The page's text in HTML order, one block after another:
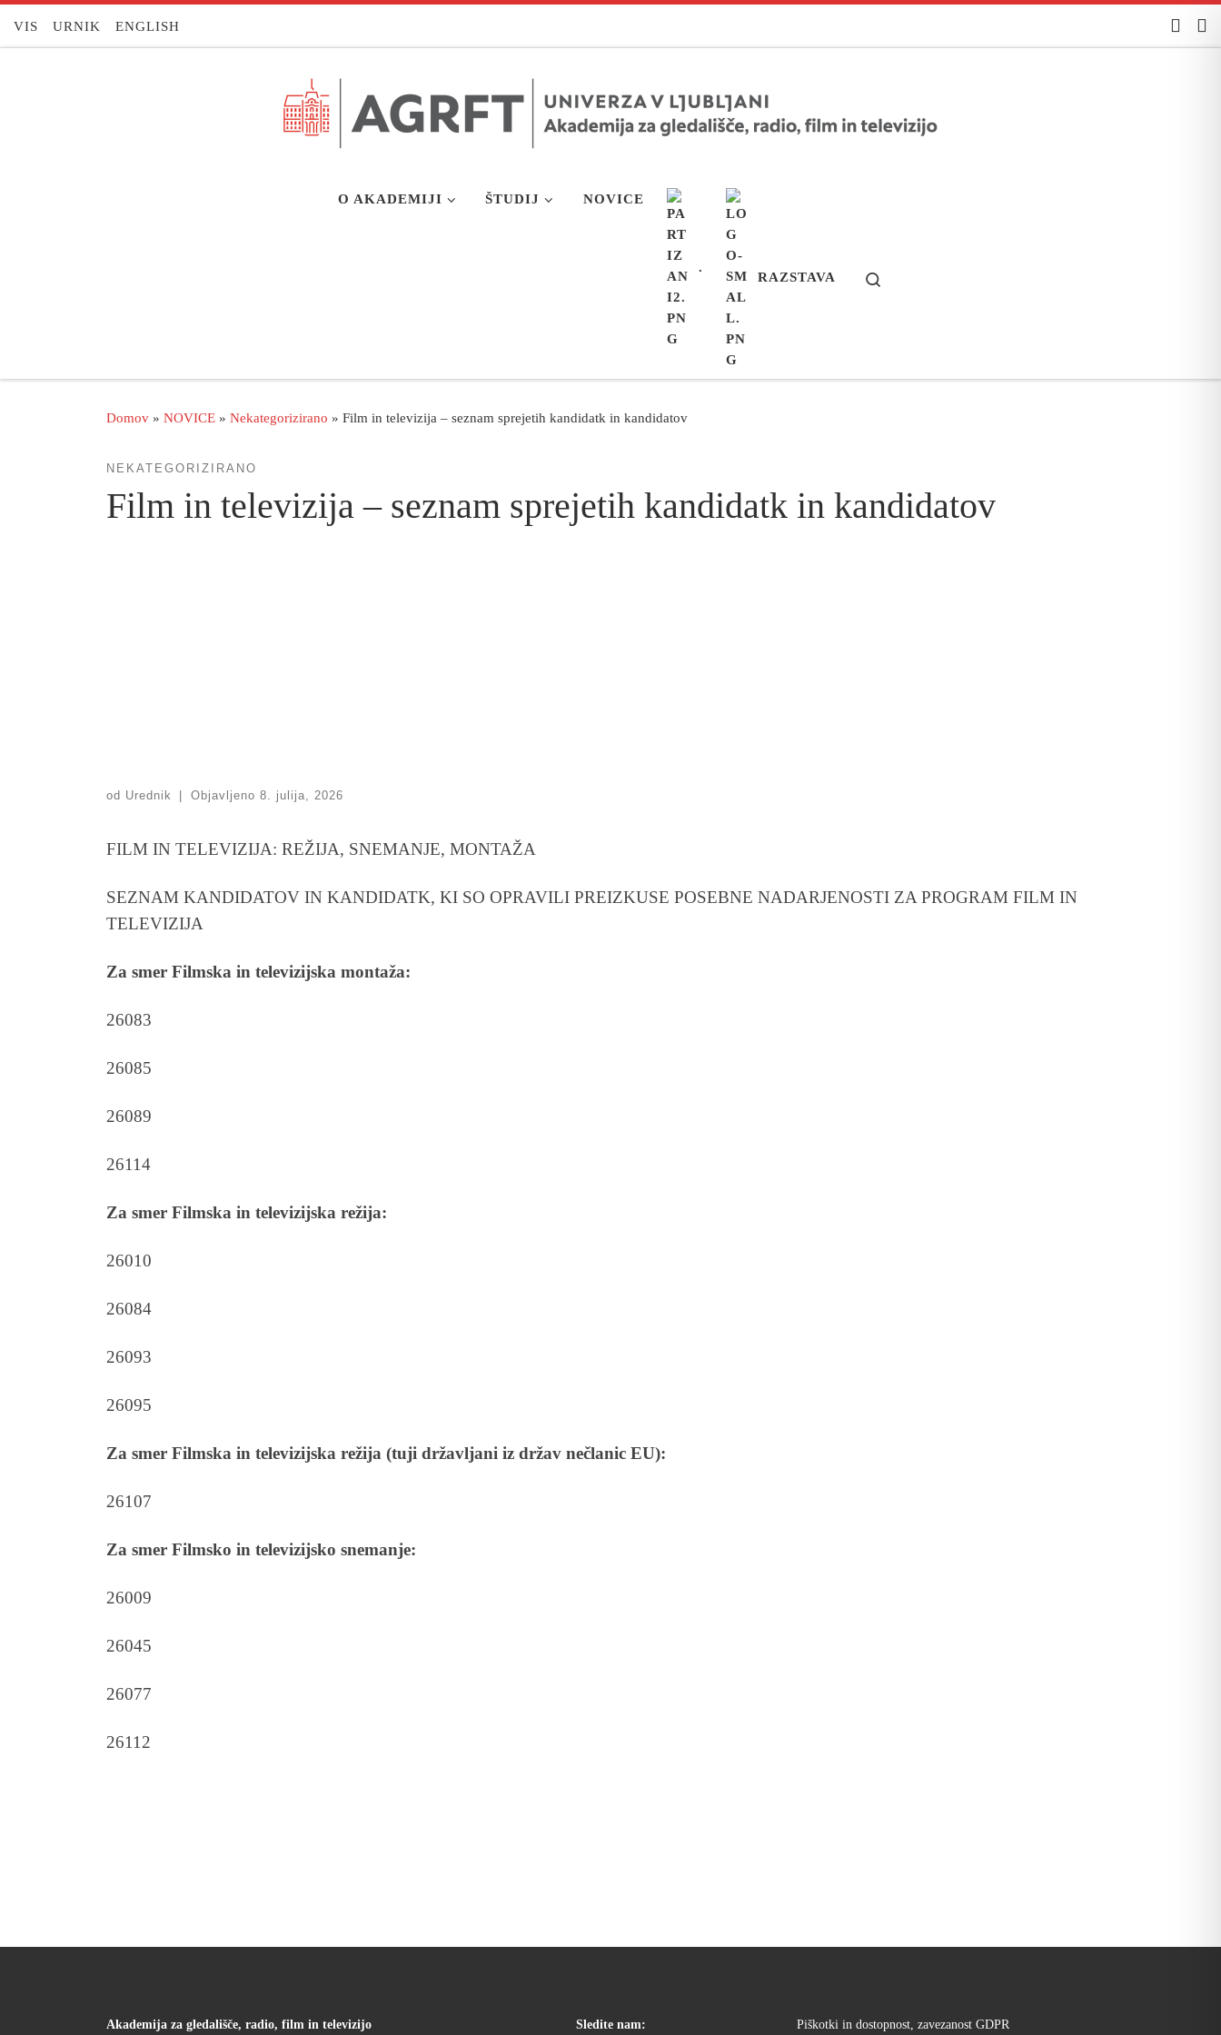
Skoči na vsebino
VIS URNIK ENGLISH
O AKADEMIJI ŠTUDIJ NOVICE
.
RAZSTAVA
Domov » NOVICE » Nekategorizirano » Film in televizija – seznam sprejetih kandidatk in kandidatov
NEKATEGORIZIRANO
Film in televizija – seznam sprejetih kandidatk in kandidatov
od Urednik Objavljeno 8. julija, 2026
FILM IN TELEVIZIJA: REŽIJA, SNEMANJE, MONTAŽA
SEZNAM KANDIDATOV IN KANDIDATK, KI SO OPRAVILI PREIZKUSE POSEBNE NADARJENOSTI ZA PROGRAM FILM IN
TELEVIZIJA
Za smer Filmska in televizijska montaža:
26083
26085
26089
26114
Za smer Filmska in televizijska režija:
26010
26084
26093
26095
Za smer Filmska in televizijska režija (tuji državljani iz držav nečlanic EU):
26107
Za smer Filmsko in televizijsko snemanje:
26009
26045
26077
26112
Akademija za gledališče, radio, film in televizijo Sledite nam: Piškotki in dostopnost, zavezanost GDPR